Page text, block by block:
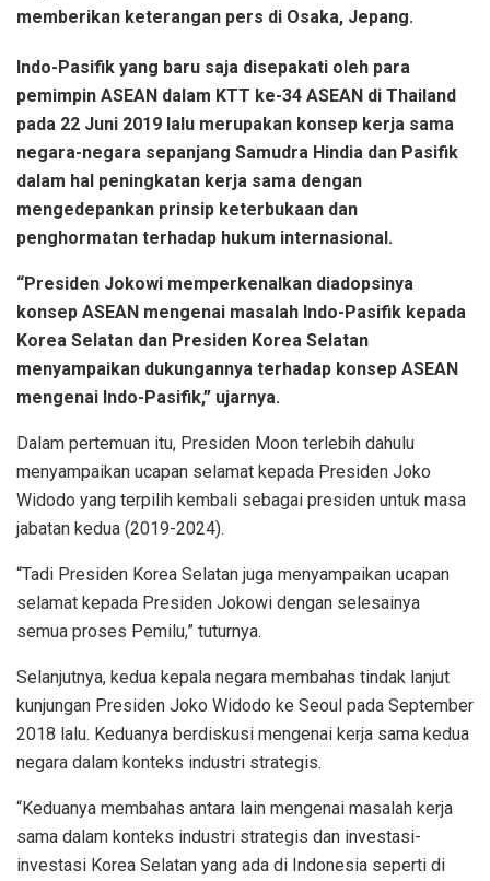
memberikan keterangan pers di Osaka, Jepang.
Indo-Pasifik yang baru saja disepakati oleh para
pemimpin ASEAN dalam KTT ke-34 ASEAN di Thailand
pada 22 Juni 2019 lalu merupakan konsep kerja sama
negara-negara sepanjang Samudra Hindia dan Pasifik
dalam hal peningkatan kerja sama dengan
mengedepankan prinsip keterbukaan dan
penghormatan terhadap hukum internasional.
“Presiden Jokowi memperkenalkan diadopsinya
konsep ASEAN mengenai masalah Indo-Pasifik kepada
Korea Selatan dan Presiden Korea Selatan
menyampaikan dukungannya terhadap konsep ASEAN
mengenai Indo-Pasifik,” ujarnya.
Dalam pertemuan itu, Presiden Moon terlebih dahulu
menyampaikan ucapan selamat kepada Presiden Joko
Widodo yang terpilih kembali sebagai presiden untuk masa
jabatan kedua (2019-2024).
“Tadi Presiden Korea Selatan juga menyampaikan ucapan
selamat kepada Presiden Jokowi dengan selesainya
semua proses Pemilu,” tuturnya.
Selanjutnya, kedua kepala negara membahas tindak lanjut
kunjungan Presiden Joko Widodo ke Seoul pada September
2018 lalu. Keduanya berdiskusi mengenai kerja sama kedua
negara dalam konteks industri strategis.
“Keduanya membahas antara lain mengenai masalah kerja
sama dalam konteks industri strategis dan investasi-
investasi Korea Selatan yang ada di Indonesia seperti di